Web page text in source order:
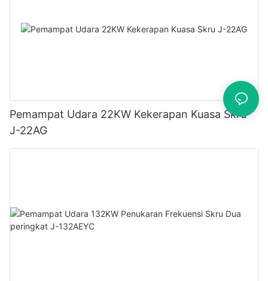
Pemampat Udara 22KW Kekerapan Kuasa Skru
J-22AG